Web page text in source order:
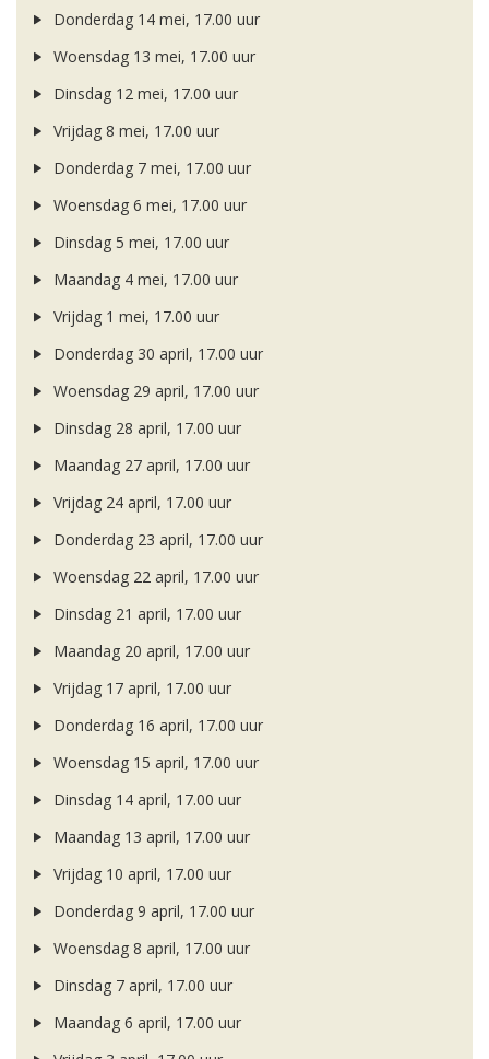
Donderdag 14 mei, 17.00 uur
Woensdag 13 mei, 17.00 uur
Dinsdag 12 mei, 17.00 uur
Vrijdag 8 mei, 17.00 uur
Donderdag 7 mei, 17.00 uur
Woensdag 6 mei, 17.00 uur
Dinsdag 5 mei, 17.00 uur
Maandag 4 mei, 17.00 uur
Vrijdag 1 mei, 17.00 uur
Donderdag 30 april, 17.00 uur
Woensdag 29 april, 17.00 uur
Dinsdag 28 april, 17.00 uur
Maandag 27 april, 17.00 uur
Vrijdag 24 april, 17.00 uur
Donderdag 23 april, 17.00 uur
Woensdag 22 april, 17.00 uur
Dinsdag 21 april, 17.00 uur
Maandag 20 april, 17.00 uur
Vrijdag 17 april, 17.00 uur
Donderdag 16 april, 17.00 uur
Woensdag 15 april, 17.00 uur
Dinsdag 14 april, 17.00 uur
Maandag 13 april, 17.00 uur
Vrijdag 10 april, 17.00 uur
Donderdag 9 april, 17.00 uur
Woensdag 8 april, 17.00 uur
Dinsdag 7 april, 17.00 uur
Maandag 6 april, 17.00 uur